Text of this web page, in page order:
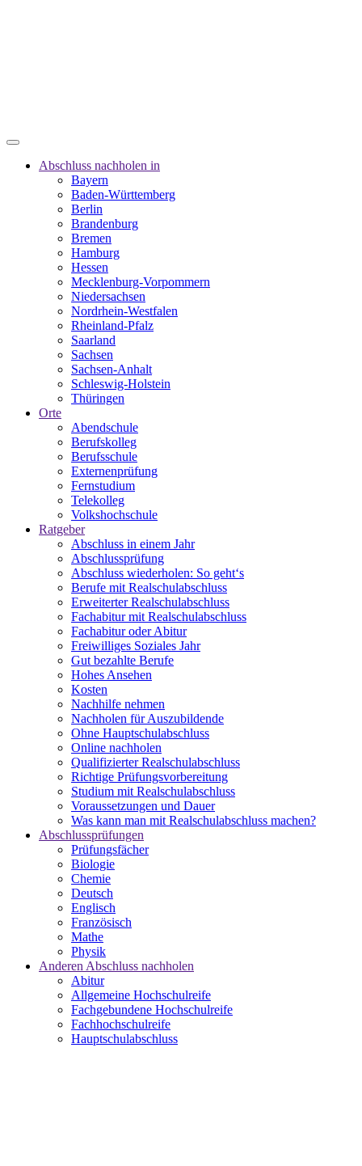
Abschluss nachholen in
Bayern
Baden-Württemberg
Berlin
Brandenburg
Bremen
Hamburg
Hessen
Mecklenburg-Vorpommern
Niedersachsen
Nordrhein-Westfalen
Rheinland-Pfalz
Saarland
Sachsen
Sachsen-Anhalt
Schleswig-Holstein
Thüringen
Orte
Abendschule
Berufskolleg
Berufsschule
Externenprüfung
Fernstudium
Telekolleg
Volkshochschule
Ratgeber
Abschluss in einem Jahr
Abschlussprüfung
Abschluss wiederholen: So geht‘s
Berufe mit Realschulabschluss
Erweiterter Realschulabschluss
Fachabitur mit Realschulabschluss
Fachabitur oder Abitur
Freiwilliges Soziales Jahr
Gut bezahlte Berufe
Hohes Ansehen
Kosten
Nachhilfe nehmen
Nachholen für Auszubildende
Ohne Hauptschulabschluss
Online nachholen
Qualifizierter Realschulabschluss
Richtige Prüfungsvorbereitung
Studium mit Realschulabschluss
Voraussetzungen und Dauer
Was kann man mit Realschulabschluss machen?
Abschlussprüfungen
Prüfungsfächer
Biologie
Chemie
Deutsch
Englisch
Französisch
Mathe
Physik
Anderen Abschluss nachholen
Abitur
Allgemeine Hochschulreife
Fachgebundene Hochschulreife
Fachhochschulreife
Hauptschulabschluss